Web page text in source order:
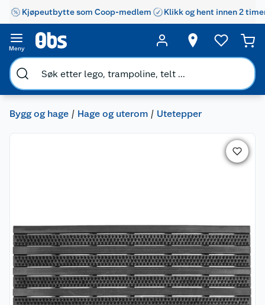
Kjøpeutbytte som Coop-medlem Klikk og hent innen 2
Meny
Bygg og hage Hage og uterom Utetepper